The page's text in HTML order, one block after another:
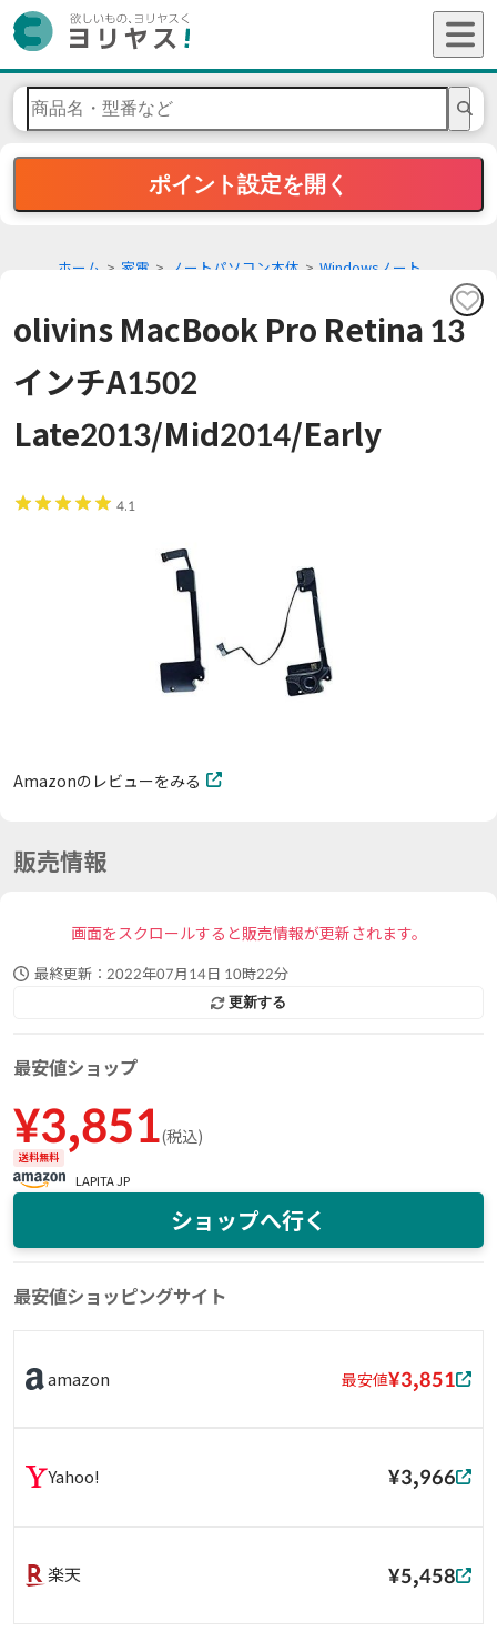
ポイント設定を開く
ホーム 家電 ノートパソコン本体 Windowsノート
olivins MacBook Pro Retina 13
インチA1502
Late2013/Mid2014/Early
4.1
Amazonのレビューをみる
販売情報
画面をスクロールすると販売情報が更新されます。
最終更新： 2022年07月14日 10時22分
更新する
最安値ショップ
¥3,851(税込)
送料無料
LAPITA JP
ショップへ行く
最安値ショッピングサイト
amazon 最安値¥3,851
Yahoo! ¥3,966
楽天 ¥5,458